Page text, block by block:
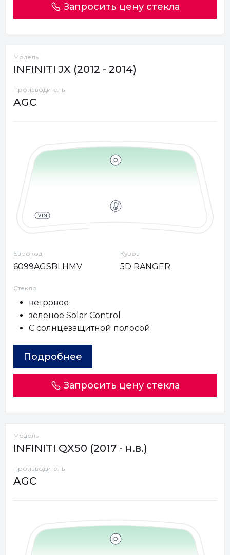
Запросить цену стекла
Модель
INFINITI JX (2012 - 2014)
Производитель
AGC
Еврокод
6099AGSBLHMV
Кузов
5D RANGER
Стекло
ветровое
зеленое Solar Control
С солнцезащитной полосой
Подробнее
Запросить цену стекла
Модель
INFINITI QX50 (2017 - н.в.)
Производитель
AGC